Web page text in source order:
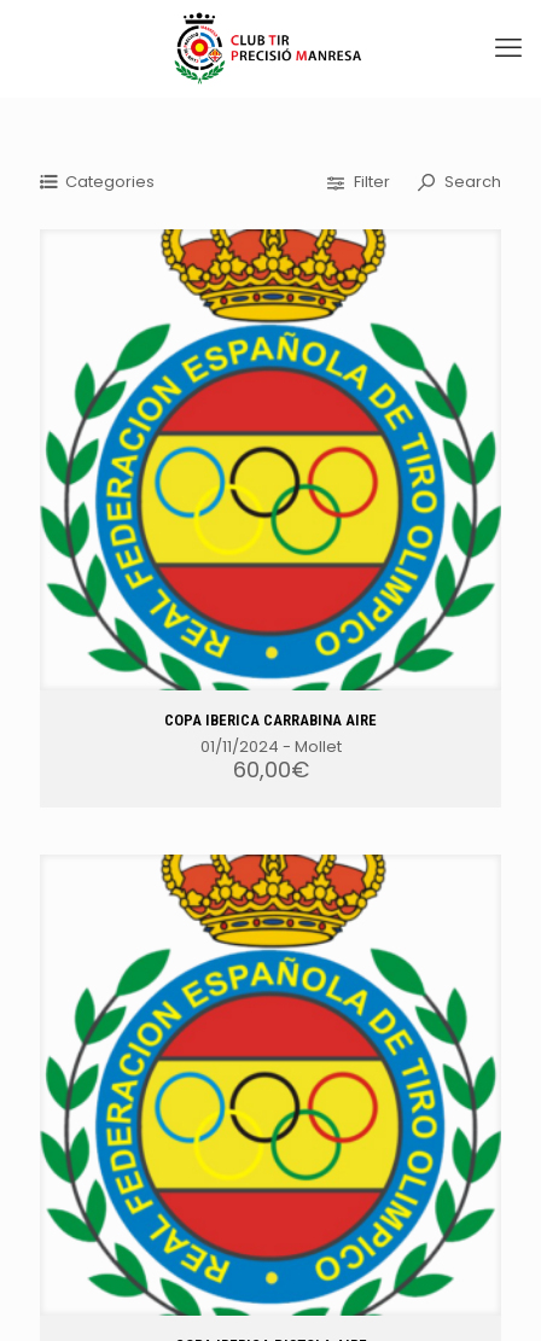
Categories Filter Search
COPA IBERICA CARRABINA AIRE
01/11/2024 - Mollet
60,00€